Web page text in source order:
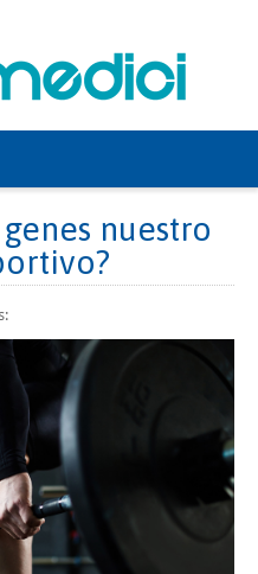
nuestro